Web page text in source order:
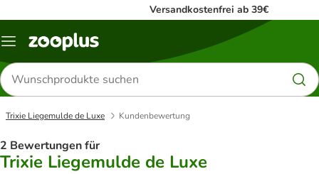
Versandkostenfrei ab 39€
Menü
Produkte
suchen
Trixie Liegemulde de Luxe Kundenbewertung
2 Bewertungen für
Trixie Liegemulde de Luxe